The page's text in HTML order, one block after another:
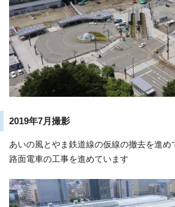
2019年7月撮影
あいの風とやま鉄道線の仮線の撤去を進め
路面電車の工事を進めています